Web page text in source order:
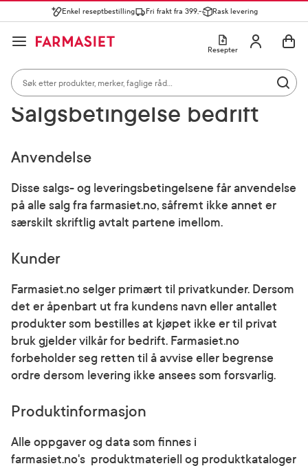
Enkel reseptbestilling Fri frakt fra 399,- Rask levering
GÅ TIL INNHOLD
TIL HANDLEKURVEN
Åpne
Søk i apotek
Utfør
Resepter Min profil
Hjem
Salgsbetingelse bedrift
Anvendelse
Disse salgs- og leveringsbetingelsene får anvendelse
på alle salg fra farmasiet.no, såfremt ikke annet er
særskilt skriftlig avtalt partene imellom.
Kunder
Farmasiet.no selger primært til privatkunder. Dersom
det er åpenbart ut fra kundens navn eller antallet
produkter som bestilles at kjøpet ikke er til privat
bruk gjelder vilkår for bedrift. Farmasiet.no
forbeholder seg retten til å avvise eller begrense
ordre dersom levering ikke ansees som forsvarlig.
Produktinformasjon
Alle oppgaver og data som finnes i
farmasiet.no's produktmateriell og produktkataloger
Søk i apotek
Skriv inn minst ett tegn for å se forslag, eller trykk søk.
Mest søkte kategorier
Populære søk
solkrem
paracet
cosmica